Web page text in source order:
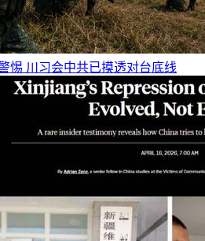
惕 川习会中共已摸透对台底线